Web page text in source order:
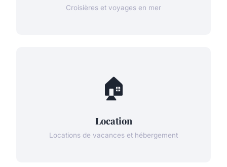
Croisières et voyages en mer
🏠
Location
Locations de vacances et hébergement